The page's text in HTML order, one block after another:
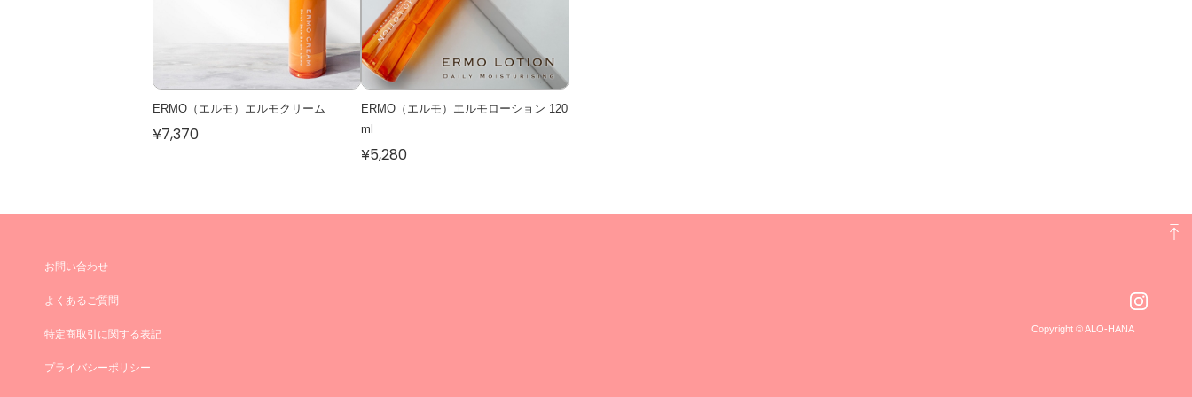
ERMO（エルモ）エルモクリーム
¥7,370
ERMO（エルモ）エルモローション 120
ml
¥5,280
お問い合わせ
よくあるご質問
特定商取引に関する表記
プライバシーポリシー
Copyright © ALO-HANA